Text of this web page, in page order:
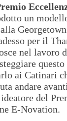
un
per il
nel lavoro
ai Catinari
andare
ideatore del
E-Novation.